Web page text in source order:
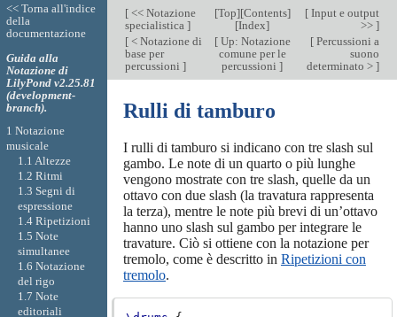
[<< Notazione
specialistica ]
[Top][Contents]
[Index]
[Input e output
>> ]
[< Notazione di
base per
percussioni ]
[Up: Notazione
comune per le
percussioni]
[Percussioni a
suono
determinato > ]
Rulli di tamburo
I rulli di tamburo si indicano con tre slash sul
gambo. Le note di un quarto o più lunghe
vengono mostrate con tre slash, quelle da un
ottavo con due slash (la travatura rappresenta
la terza), mentre le note più brevi di un’ottavo
hanno uno slash sul gambo per integrare le
travature. Ciò si ottiene con la notazione per
tremolo, come è descritto in Ripetizioni con
tremolo.
<< Torna all'indice
della
documentazione
Guida alla
Notazione di
LilyPond v2.25.81
(development-
branch).
1 Notazione
musicale
1.1 Altezze
1.2 Ritmi
1.3 Segni di
espressione
1.4 Ripetizioni
1.5 Note
simultanee
1.6 Notazione
del rigo
1.7 Note
editoriali